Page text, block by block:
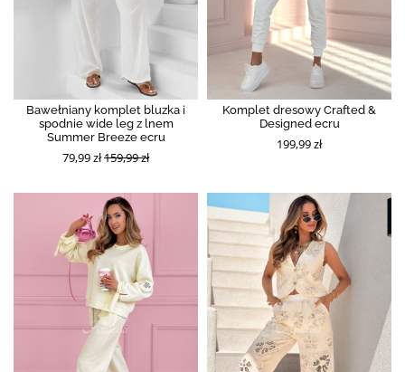
Bawełniany komplet bluzka i
spodnie wide leg z lnem
Summer Breeze ecru
79,99 zł159,99 zł
Komplet dresowy Crafted &
Designed ecru
199,99 zł